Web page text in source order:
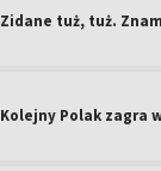
Zidane tuż, tuż.
Kolejny Polak zagra